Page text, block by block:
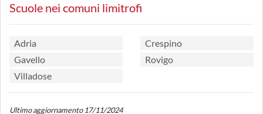
Scuole nei comuni limitrofi
Adria
Crespino
Gavello
Rovigo
Villadose
Ultimo aggiornamento 17/11/2024